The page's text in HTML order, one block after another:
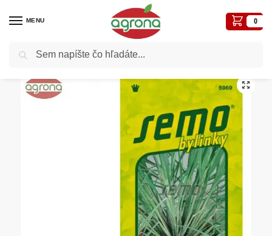
MENU 0
Domov Semená - osivá / Osivá liečivé, aromatické